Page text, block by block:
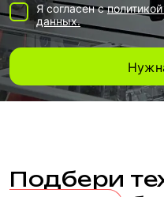
Я согласен с
данных.
Подбери